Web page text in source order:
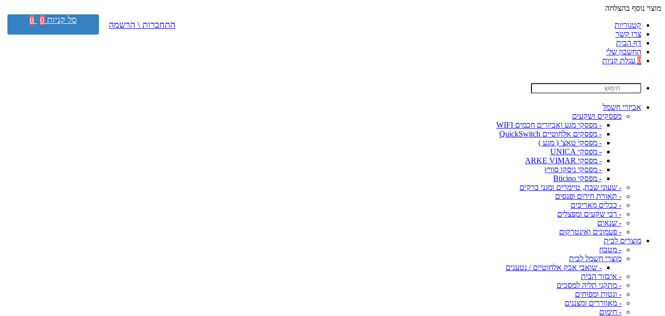
מוצר נוסף בהצלחה
קטגוריות
צרו קשר
דף הבית
החשבון שלי
0 עגלת קניות
אביזרי חשמל
מפסקים ושקעים
- מפסקי מגע ואביזרים חכמים WIFI
- מפסקים אלחוטיים QuickSwitch
- מפסקי טאצ' ( מגע )
- מפסקי UNICA
- מפסקי ARKE VIMAR
- מפסקי ניסקו סוויץ
- מפסקי Bticino
- שעוני שבת, טיימרים ומגני ברקים
- תאורת חירום ופנסים
- כבלים מאריכים
- רבי שקעים ומפצלים
- שנאים
- פעמונים ואינטרקום
מוצרים לבית
- מטבח
מוצרי חשמל לבית
- שואבי אבק אלחוטיים / נטענים
- איבזור הבית
- מתקני תליה למסכים
- ונטות ומפוחים
- מאווררים ומצננים
- חימום
התחברות \ הרשמה סל קניות 0
0